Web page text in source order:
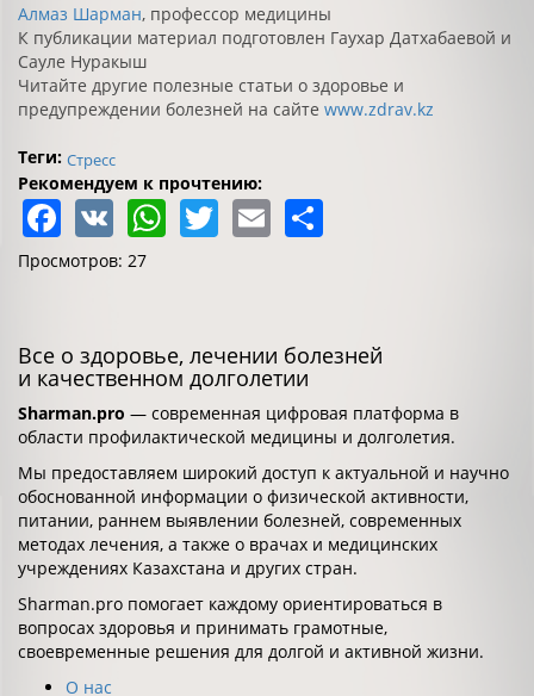
Алмаз Шарман, профессор медицины
К публикации материал подготовлен Гаухар Датхабаевой и
Сауле Нуракыш
Читайте другие полезные статьи о здоровье и
предупреждении болезней на сайте www.zdrav.kz
Теги: Стресс
Рекомендуем к прочтению:
Facebook
VK WhatsApp
Twitter
Email
Просмотров: 27
Все о здоровье, лечении болезней
и качественном долголетии
Sharman.pro — современная цифровая платформа в
области профилактической медицины и долголетия.
Мы предоставляем широкий доступ к актуальной и научно
обоснованной информации о физической активности,
питании, раннем выявлении болезней, современных
методах лечения, а также о врачах и медицинских
учреждениях Казахстана и других стран.
Sharman.pro помогает каждому ориентироваться в
вопросах здоровья и принимать грамотные,
своевременные решения для долгой и активной жизни.
О нас